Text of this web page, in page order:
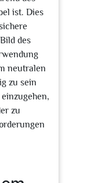
ist. Dies
des
neutralen
zu sein
zu